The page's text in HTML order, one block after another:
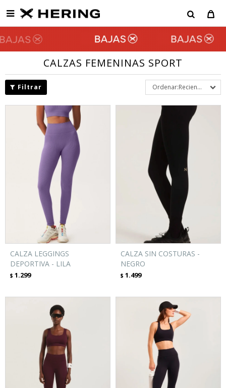

CALZAS FEMENINAS SPORT
Recientes
CALZA LEGGINGS
DEPORTIVA - LILA
$ 1.299
CALZA SIN COSTURAS -
NEGRO
$ 1.499